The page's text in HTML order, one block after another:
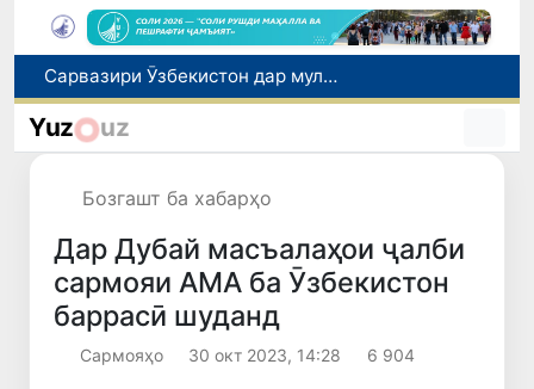
Дар Қашқадарё анҷумани байналмилалии экологӣ бо иштироки ҷавонон аз нӯҳ кишвар баргузор мешавад
Тошканд ба баргузории чемпионати Осиё оид ба вазнабардорӣ омодагӣ мебинад
Yuz uz
Бозгашт ба хабарҳо
Дар Дубай масъалаҳои ҷалби
сармояи АМА ба Ӯзбекистон
баррасӣ шуданд
Сармояҳо 30 окт 2023, 14:28 6 904